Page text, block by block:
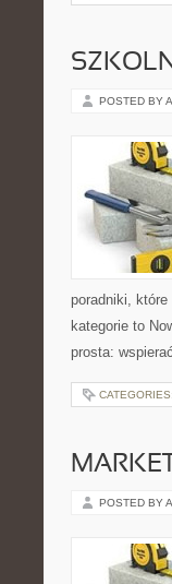
POSTED BY
poradniki,
kategorie to
prosta:
CATEGORIES:
POSTED BY